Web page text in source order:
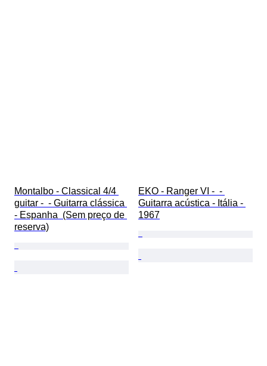
Montalbo - Classical 4/4
guitar -  - Guitarra clássica
- Espanha  (Sem preço de
reserva)
EKO - Ranger VI -  -
Guitarra acústica - Itália -
1967